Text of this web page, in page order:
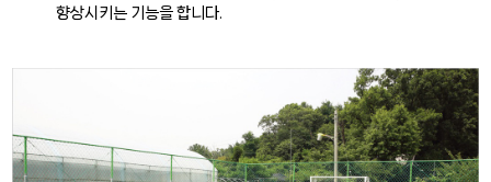
향상시키는 기능을 합니다.